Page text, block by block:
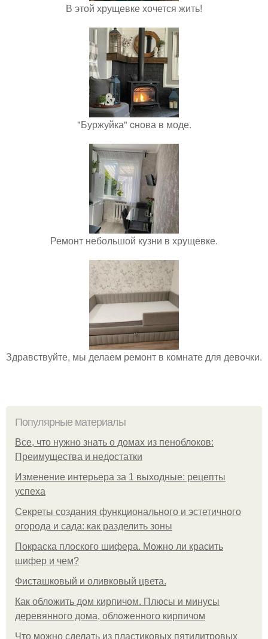
В этой хрущевке хочется жить!
"Буржуйка" cнова в моде.
Ремонт небольшой кузни в хрущевке.
Здравствуйте, мы делаем ремонт в комнате для девочки.
Популярные материалы
Все, что нужно знать о домах из пеноблоков:
Преимущества и недостатки
Изменение интерьера за 1 выходные: рецепты
успеха
Секреты создания функционального и эстетичного
огорода и сада: как разделить зоны
Покраска плоского шифера. Можно ли красить
шифер и чем?
Фисташковый и оливковый цвета.
Как обложить дом кирпичом. Плюсы и минусы
деревянного дома, обложенного кирпичом
Что можно сделать из пластиковых пятилитровых